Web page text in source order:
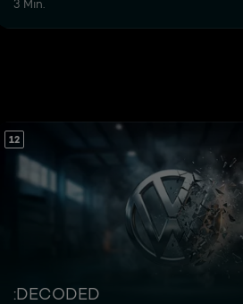
3 Min.
12
:DECODED